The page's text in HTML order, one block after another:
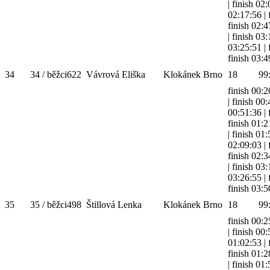
| finish
02:17:56 |
finish
| finish
03:25:51 |
finish
34
34 / běžci622 Vávrová Eliška Klokánek Brno 18
finish
| finish
00:51:36 |
finish
| finish
02:09:03 |
finish
| finish
03:26:55 |
finish
35
35 / běžci498 Štillová Lenka Klokánek Brno 18
finish
| finish
01:02:53 |
finish
| finish